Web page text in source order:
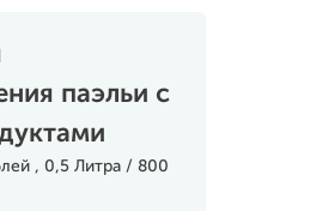
паэльи с
, 0,5 Литра / 800